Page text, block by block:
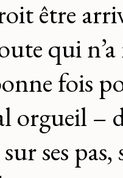
être
qui
fois
orgueil –
ses